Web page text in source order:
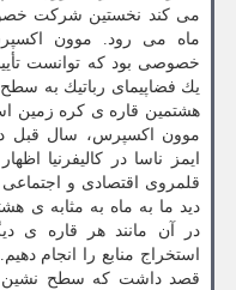
می كند نخستین شركت
خصوصی بود كه توانست
یك فضاپیمای رباتیك به سطح
هشتمین قاره ی كره زمین
موون اكسپرس، سال قبل
ایمز ناسا در كالیفرنیا
قلمروی اقتصادی و
دید ما به ماه به مثابه ی
در آن مانند هر قاره ی